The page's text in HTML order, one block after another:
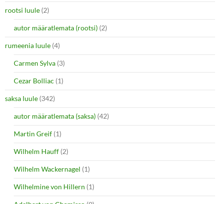
rootsi luule (2)
autor määratlemata (rootsi) (2)
rumeenia luule (4)
Carmen Sylva (3)
Cezar Bolliac (1)
saksa luule (342)
autor määratlemata (saksa) (42)
Martin Greif (1)
Wilhelm Hauff (2)
Wilhelm Wackernagel (1)
Wilhelmine von Hillern (1)